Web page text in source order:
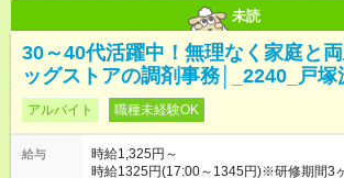
未読
30～40代活躍中！無理なく家庭と
ッグストアの調剤事務│_2240_戸塚
アルバイト 職種未経験OK
給与
時給1,325円～
時給1325円(17:00～1345円)※研修期間3